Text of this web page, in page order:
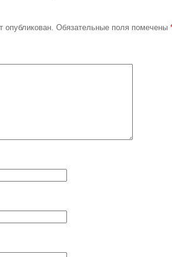
опубликован. Обязательные поля помечены